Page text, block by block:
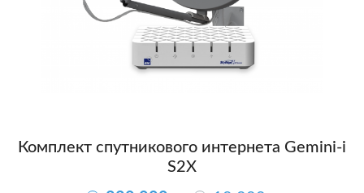
Комплект спутникового интернета Gemini-i
S2X